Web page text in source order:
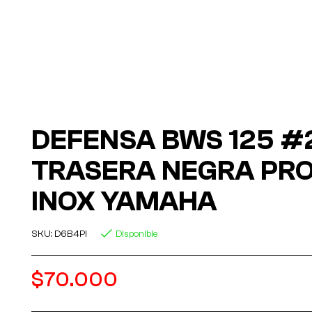
DEFENSA BWS 125
TRASERA NEGRA
INOX YAMAHA
SKU: D6B4PI Disponible
$70.000